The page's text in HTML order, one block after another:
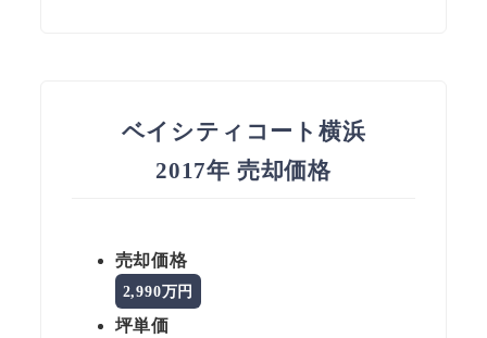
ベイシティコート横浜
2017年 売却価格
売却価格
2,990万円
坪単価